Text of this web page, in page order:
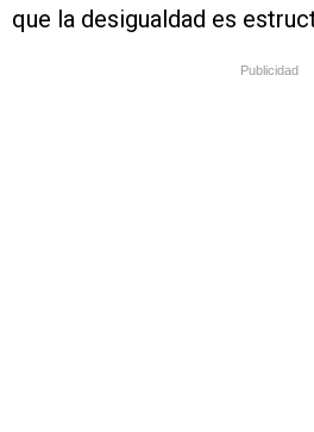
que la desigualdad es
Publicidad